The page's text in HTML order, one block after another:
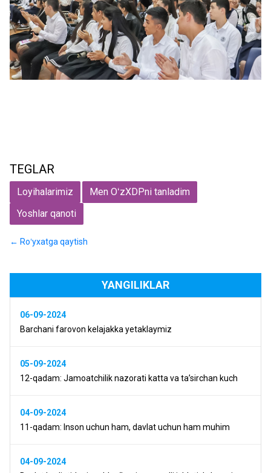
TEGLAR
Loyihalarimiz
Men OʻzXDPni tanladim
Yoshlar qanoti
← Roʻyxatga qaytish
YANGILIKLAR
06-09-2024
Barchani farovon kelajakka yetaklaymiz
05-09-2024
12-qadam: Jamoatchilik nazorati katta va ta’sirchan kuch
04-09-2024
11-qadam: Inson uchun ham, davlat uchun ham muhim
04-09-2024